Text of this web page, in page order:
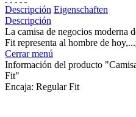
Descripción Eigenschaften
Descripción
La camisa de negocios moderna
Fit representa al hombre de hoy,...
Cerrar menú
Información del producto
Fit"
Encaja: Regular Fit